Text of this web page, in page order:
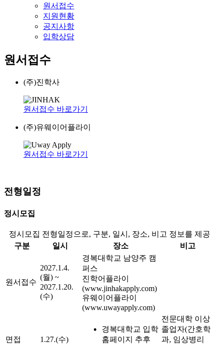
원서접수
지원현황
공지사항
입학상담
원서접수
(주)진학사
원서접수 바로가기
(주)유웨이어플라이
원서접수 바로가기
전형일정
정시모집
정시모집 전형일정으로, 구분, 일시, 장소, 비고 정보를 제공
구분
일시 장소 비고
원서접수
2027.1.4.
(월) ~
2027.1.20.
(수)
경복대학교 남양주 캠
퍼스
진학어플라이
(www.jinhakapply.com)
유웨이어플라이
(www.uwayapply.com)
면접 1.27.(수)
경복대학교 입학
홈페이지 추후
전문대학 이상
졸업자(간호학
과, 임상병리